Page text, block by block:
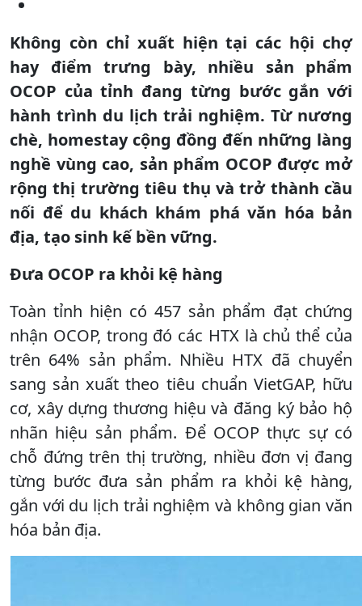
Không còn chỉ xuất hiện tại các hội chợ
hay điểm trưng bày, nhiều sản phẩm
OCOP của tỉnh đang từng bước gắn với
hành trình du lịch trải nghiệm. Từ nương
chè, homestay cộng đồng đến những làng
nghề vùng cao, sản phẩm OCOP được mở
rộng thị trường tiêu thụ và trở thành cầu
nối để du khách khám phá văn hóa bản
địa, tạo sinh kế bền vững.
Đưa OCOP ra khỏi kệ hàng
Toàn tỉnh hiện có 457 sản phẩm đạt chứng
nhận OCOP, trong đó các HTX là chủ thể của
trên 64% sản phẩm. Nhiều HTX đã chuyển
sang sản xuất theo tiêu chuẩn VietGAP, hữu
cơ, xây dựng thương hiệu và đăng ký bảo hộ
nhãn hiệu sản phẩm. Để OCOP thực sự có
chỗ đứng trên thị trường, nhiều đơn vị đang
từng bước đưa sản phẩm ra khỏi kệ hàng,
gắn với du lịch trải nghiệm và không gian văn
hóa bản địa.